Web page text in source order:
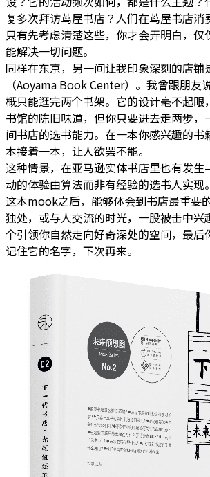
复多次拜访茑屋书店？人们在茑屋书店消
只有先考虑清楚这些，你才会弄明白，仅
能解决一切问题。
同样在东京，另一间让我印象深刻的店铺
（Aoyama Book Center）。我曾跟朋友
概只能逛完两个书架。它的设计毫不起眼
书馆的陈旧味道，但你只要进去走两步，
间书店的选书能力。在一本你感兴趣的书
本接着一本，让人欲罢不能。
这种情景，在亚马逊实体书店里也有发
动的体验由算法而非有经验的选书人实现
这本mook之后，能够体会到书店最重要
独处，或与人交流的时光，一股被击中兴
个引领你自然走向好奇深处的空间，最后
记住它的名字，下次再来。